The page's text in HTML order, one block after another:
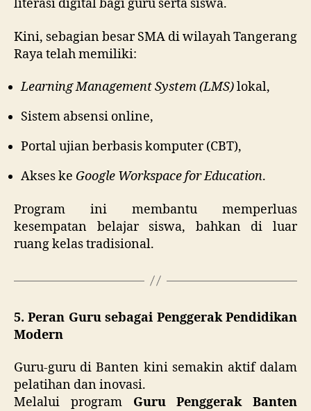
literasi digital bagi guru serta siswa.
Kini, sebagian besar SMA di wilayah Tangerang
Raya telah memiliki:
Learning Management System (LMS)lokal,
Sistem absensi online,
Portal ujian berbasis komputer (CBT),
Akses ke Google Workspace for Education.
Program ini membantu memperluas
kesempatan belajar siswa, bahkan di luar
ruang kelas tradisional.
5. Peran Guru sebagai Penggerak Pendidikan
Modern
Guru-guru di Banten kini semakin aktif dalam
pelatihan dan inovasi.
Melalui program Guru Penggerak Banten